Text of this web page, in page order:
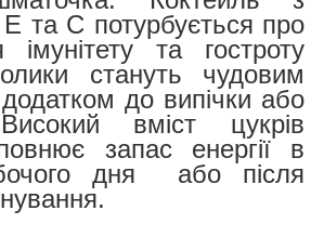
Е та С потурбується про
імунітету та гостроту
стануть чудовим
до випічки або
вміст цукрів
запас енергії в
дня або після